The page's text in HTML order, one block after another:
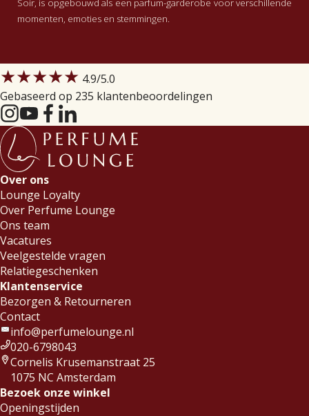
Soir, is opgebouwd als een parfum-garderobe voor verschillende
momenten, emoties en stemmingen.
★★★★★ 4.9/5.0
Gebaseerd op 235 klantenbeoordelingen
Over ons
Lounge Loyalty
Over Perfume Lounge
Ons team
Vacatures
Veelgestelde vragen
Relatiegeschenken
Klantenservice
Bezorgen & Retourneren
Contact
info@perfumelounge.nl
020-6798043
Cornelis Krusemanstraat 25
1075 NC Amsterdam
Bezoek onze winkel
Openingstijden